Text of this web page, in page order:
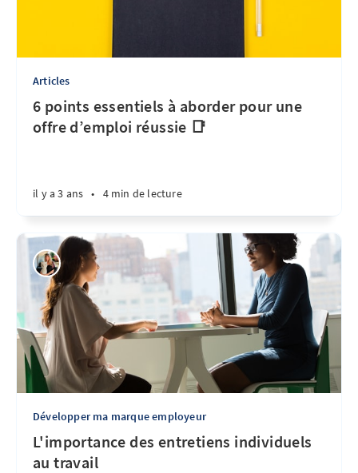
Articles
6 points essentiels à aborder pour une
offre d’emploi réussie 📑
il y a 3 ans • 4 min de lecture
Développer ma marque employeur
L'importance des entretiens individuels
au travail